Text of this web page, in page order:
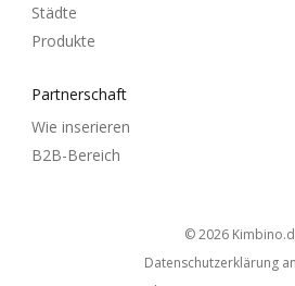
Städte
Produkte
Partnerschaft
Wie inserieren
B2B-Bereich
© 2026
Datenschutzerklärung